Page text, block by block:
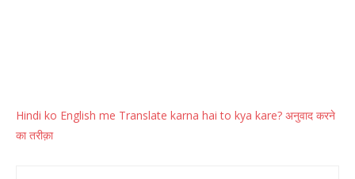
Hindi ko English me Translate karna hai to kya kare? अनुवाद करने
का तरीक़ा